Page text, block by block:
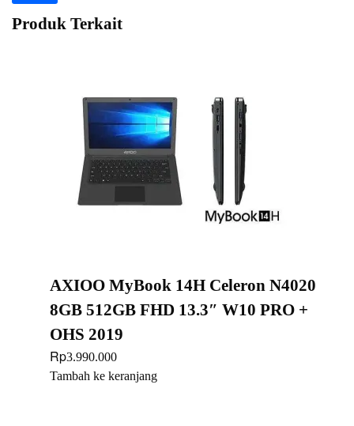
Produk Terkait
AXIOO MyBook 14H Celeron N4020
8GB 512GB FHD 13.3″ W10 PRO +
OHS 2019
Rp3.990.000
Tambah ke keranjang